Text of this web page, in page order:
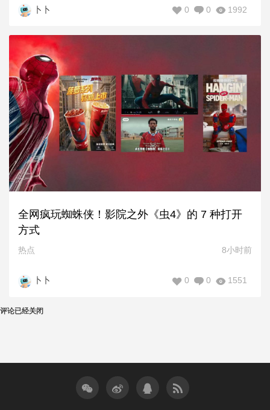
卜卜 1992
0
0
全网疯玩蜘蛛侠！影院之外《虫4》的 7 种打开
方式
热点 8小时前
卜卜 1551
0
0
评论已经关闭